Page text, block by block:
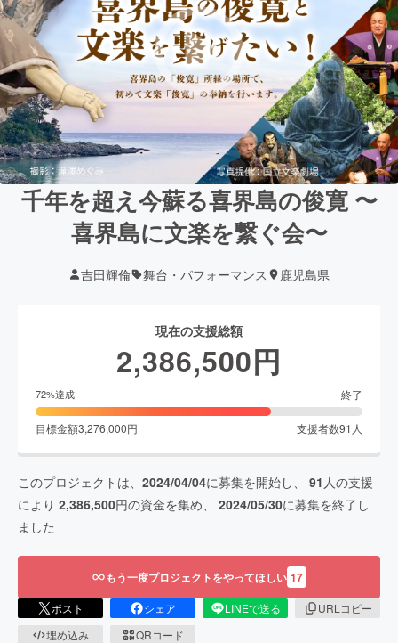
千年を超え今蘇る喜界島の俊寛 〜
喜界島に文楽を繋ぐ会〜
吉田輝倫 舞台・パフォーマンス 鹿児島県
現在の支援総額
2,386,500円
72%達成 終了
目標金額3,276,000円 支援者数91 人
このプロジェクトは、 2024/04/04に募集を開始し、 91 人の支援
により 2,386,500円の資金を集め、 2024/05/30に募集を終了し
ました
もう一度プロジェクトをやってほしい 17
ポスト シェア LINEで送る
URLコピー
埋め込み
QRコード